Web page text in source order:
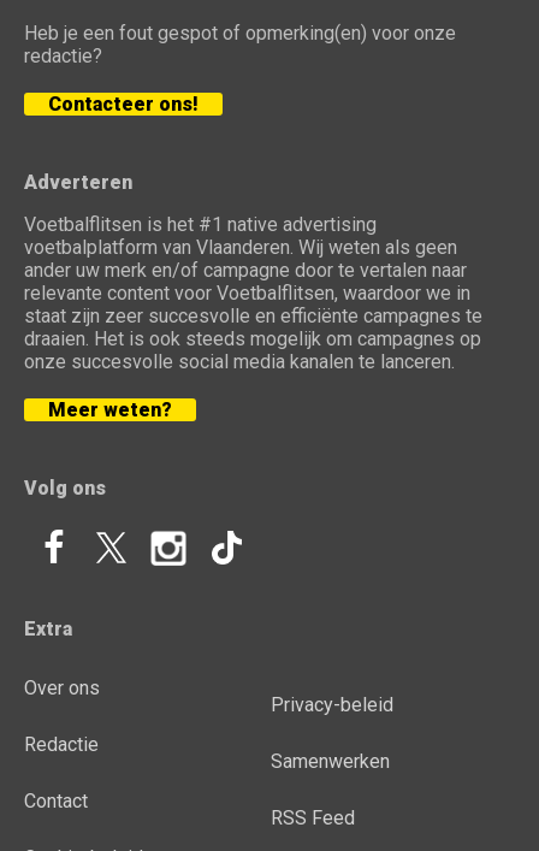
Heb je een fout gespot of opmerking(en) voor onze
redactie?
Contacteer ons!
Adverteren
Voetbalflitsen is het #1 native advertising
voetbalplatform van Vlaanderen. Wij weten als geen
ander uw merk en/of campagne door te vertalen naar
relevante content voor Voetbalflitsen, waardoor we in
staat zijn zeer succesvolle en efficiënte campagnes te
draaien. Het is ook steeds mogelijk om campagnes op
onze succesvolle social media kanalen te lanceren.
Meer weten?
Volg ons
Extra
Over ons
Redactie
Contact
Privacy-beleid
Samenwerken
RSS Feed